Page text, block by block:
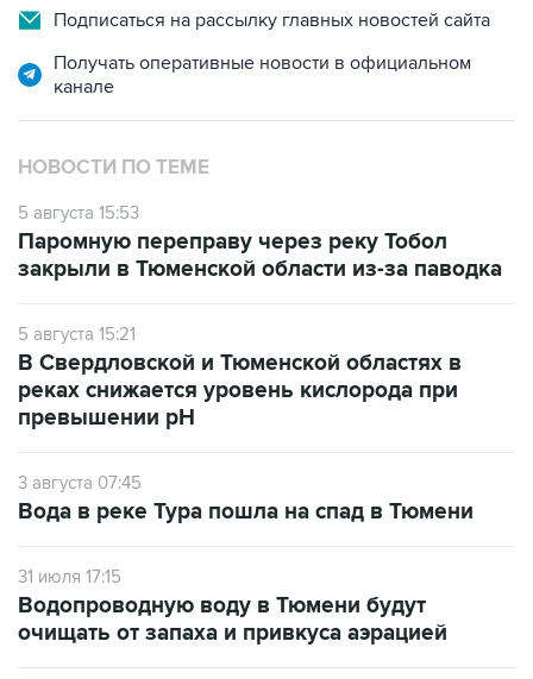
Подписаться на рассылку главных новостей сайта
Получать оперативные новости в официальном
канале
НОВОСТИ ПО ТЕМЕ
5 августа 15:53
Паромную переправу через реку Тобол
закрыли в Тюменской области из-за паводка
5 августа 15:21
В Свердловской и Тюменской областях в
реках снижается уровень кислорода при
превышении рН
3 августа 07:45
Вода в реке Тура пошла на спад в Тюмени
31 июля 17:15
Водопроводную воду в Тюмени будут
очищать от запаха и привкуса аэрацией